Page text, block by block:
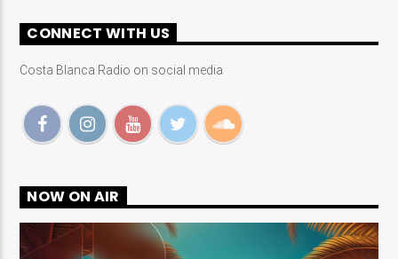
CONNECT WITH US
Costa Blanca Radio on social media
NOW ON AIR